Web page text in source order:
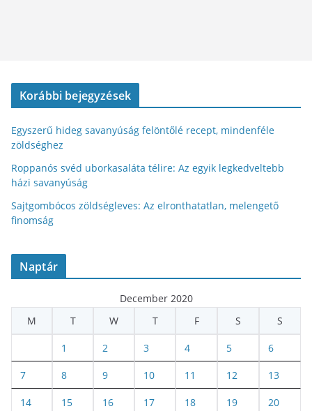
Korábbi bejegyzések
Egyszerű hideg savanyúság felöntőlé recept, mindenféle
zöldséghez
Roppanós svéd uborkasaláta télire: Az egyik legkedveltebb
házi savanyúság
Sajtgombócos zöldségleves: Az elronthatatlan, melengető
finomság
Naptár
December 2020
M
T W T F S S
1 2 3 4 5 6
7 8 9 10 11 12 13
14 15 16 17 18 19 20